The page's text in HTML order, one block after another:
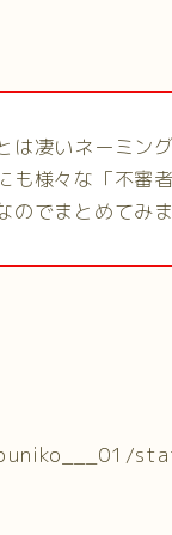
は凄いネーミン
も様々な「不審
のでまとめてみ